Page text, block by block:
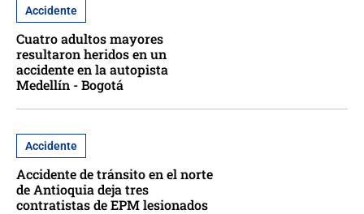
Accidente
Cuatro adultos mayores
resultaron heridos en un
accidente en la autopista
Medellín - Bogotá
Accidente
Accidente de tránsito en el norte
de Antioquia deja tres
contratistas de EPM lesionados